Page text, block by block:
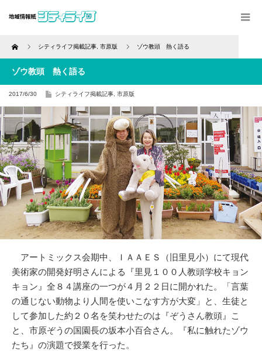
Home シティライフ掲載記事 市原版 ゾウ教頭 熱く語る
ゾウ教頭 熱く語る
2017/6/30 シティライフ掲載記事 市原版
アートミックス会期中、ＩＡＡＥＳ（旧里見小）にて現代
美術家の開発好明さんによる『里見１００人教頭学校キョン
キョン』全８４講座の一つが４月２２日に開かれた。「言葉
の通じない動物より人間を使いこなす方が大変」と、生徒と
して参加した約２０名を笑わせたのは『ぞうさん教頭』こ
と、市原ぞうの国園長の坂本小百合さん。『私に触れたゾウ
たち』の演題で授業を行った。